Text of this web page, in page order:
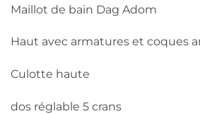
Maillot de bain Dag Adom
Haut avec armatures et coques
Culotte haute
dos réglable 5 crans